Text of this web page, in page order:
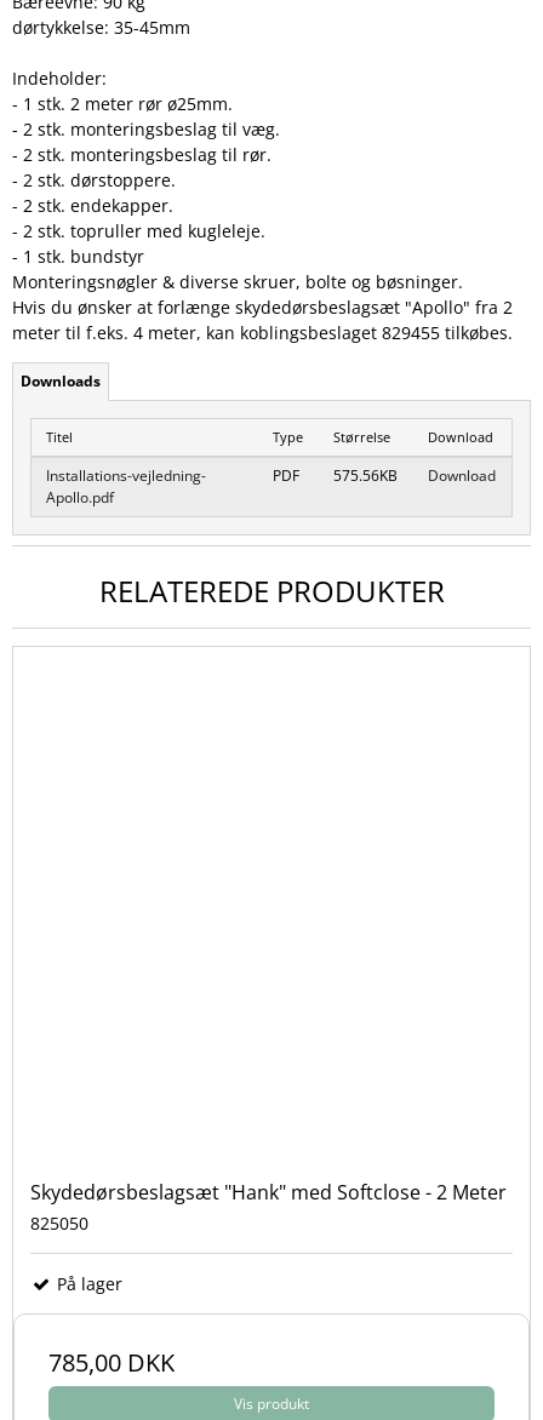
dørtykkelse: 35-45mm
Indeholder:
- 1 stk. 2 meter rør ø25mm.
- 2 stk. monteringsbeslag til væg.
- 2 stk. monteringsbeslag til rør.
- 2 stk. dørstoppere.
- 2 stk. endekapper.
- 2 stk. topruller med kugleleje.
- 1 stk. bundstyr
Monteringsnøgler & diverse skruer, bolte og bøsninger.
Hvis du ønsker at forlænge skydedørsbeslagsæt "Apollo" fra 2
meter til f.eks. 4 meter, kan koblingsbeslaget 829455 tilkøbes.
Downloads
Titel Type Størrelse Download
Installations-vejledning-
Apollo.pdf
PDF 575.56KB Download
RELATEREDE PRODUKTER
Skydedørsbeslagsæt "Hank" med Softclose - 2 Meter
825050
På lager
785,00 DKK
Vis produkt